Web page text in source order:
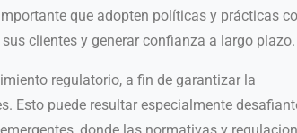
que adopten políticas y prácticas
clientes y generar confianza a largo plazo.
regulatorio, a fin de garantizar la
Esto puede resultar especialmente